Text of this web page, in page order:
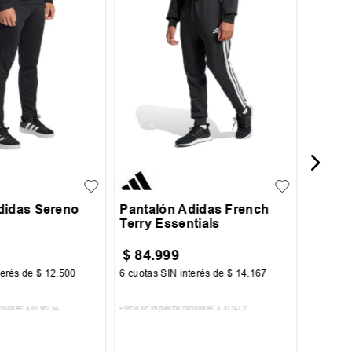
L
Sereno
de$ 12 500
$ 61 .982 ,64
L
Pantalón Adidas French
Terry Essentials
$ 84.999
6 cuotas SIN interés de$ 14 167
Precio sin impuestos nacionales: $ 70.247 ,11